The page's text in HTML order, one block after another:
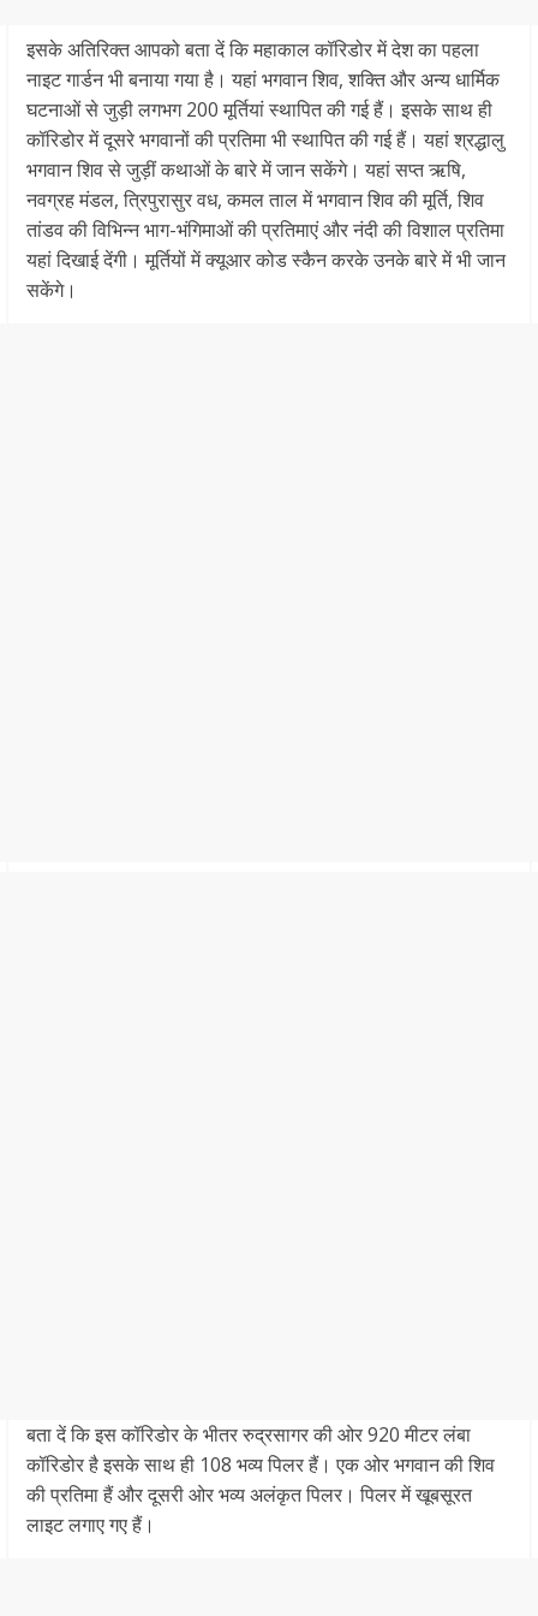
इसके अतिरिक्त आपको बता दें कि महाकाल कॉरिडोर में देश का पहला
नाइट गार्डन भी बनाया गया है। यहां भगवान शिव, शक्ति और अन्य धार्मिक
घटनाओं से जुड़ी लगभग 200 मूर्तियां स्थापित की गई हैं। इसके साथ ही
कॉरिडोर में दूसरे भगवानों की प्रतिमा भी स्थापित की गई हैं। यहां श्रद्धालु
भगवान शिव से जुड़ीं कथाओं के बारे में जान सकेंगे। यहां सप्त ऋषि,
नवग्रह मंडल, त्रिपुरासुर वध, कमल ताल में भगवान शिव की मूर्ति, शिव
तांडव की विभिन्न भाग-भंगिमाओं की प्रतिमाएं और नंदी की विशाल प्रतिमा
यहां दिखाई देंगी। मूर्तियों में क्यूआर कोड स्कैन करके उनके बारे में भी जान
सकेंगे।
बता दें कि इस कॉरिडोर के भीतर रुद्रसागर की ओर 920 मीटर लंबा
कॉरिडोर है इसके साथ ही 108 भव्य पिलर हैं। एक ओर भगवान की शिव
की प्रतिमा हैं और दूसरी ओर भव्य अलंकृत पिलर। पिलर में खूबसूरत
लाइट लगाए गए हैं।